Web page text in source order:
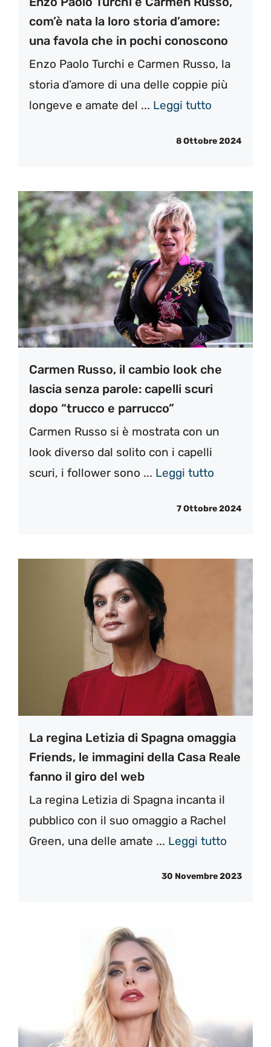
com’è nata la loro storia d’amore:
una favola che in pochi conoscono
Enzo Paolo Turchi e Carmen Russo, la
storia d’amore di una delle coppie più
longeve e amate del ... Leggi tutto
8 Ottobre 2024
Carmen Russo, il cambio look che
lascia senza parole: capelli scuri
dopo “trucco e parrucco”
Carmen Russo si è mostrata con un
look diverso dal solito con i capelli
scuri, i follower sono ... Leggi tutto
7 Ottobre 2024
La regina Letizia di Spagna omaggia
Friends, le immagini della Casa Reale
fanno il giro del web
La regina Letizia di Spagna incanta il
pubblico con il suo omaggio a Rachel
Green, una delle amate ... Leggi tutto
30 Novembre 2023